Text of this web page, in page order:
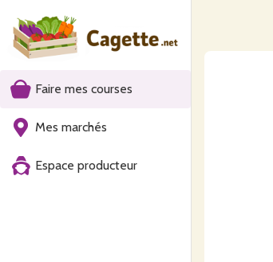
Faire mes courses
Mes marchés
Espace producteur